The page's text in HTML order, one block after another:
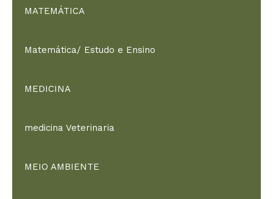
MATEMÁTICA
Matemática/ Estudo e Ensino
MEDICINA
medicina Veterinaria
MEIO AMBIENTE